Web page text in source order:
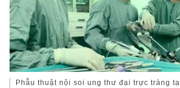
Phẫu thuật nội soi ung thư đại trực tràng